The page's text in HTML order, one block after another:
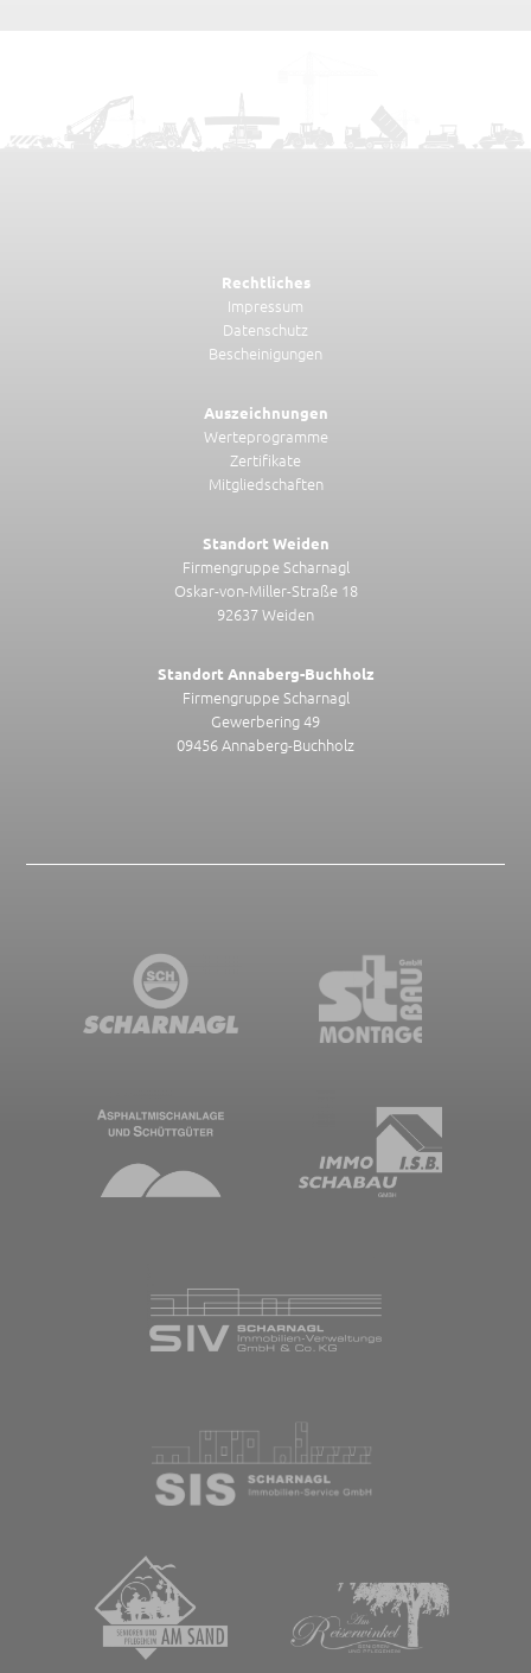
Rechtliches
Impressum
Datenschutz
Bescheinigungen
Auszeichnungen
Werteprogramme
Zertifikate
Mitgliedschaften
Standort Weiden
Firmengruppe Scharnagl
Oskar-von-Miller-Straße 18
92637 Weiden
Standort Annaberg-Buchholz
Firmengruppe Scharnagl
Gewerbering 49
09456 Annaberg-Buchholz